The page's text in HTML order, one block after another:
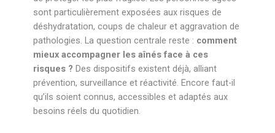
sont particulièrement exposées aux risques de
déshydratation, coups de chaleur et aggravation de
pathologies. La question centrale reste : comment
mieux accompagner les aînés face à ces
risques ? Des dispositifs existent déjà, alliant
prévention, surveillance et réactivité. Encore faut-il
qu’ils soient connus, accessibles et adaptés aux
besoins réels du quotidien.